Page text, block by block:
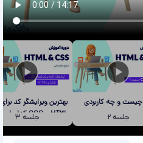
CSS چیست و چه کاربردی
جلسه2
بهترین ویرایشگر کد برای
HTML و CSS کدام است؟
جلسه 3